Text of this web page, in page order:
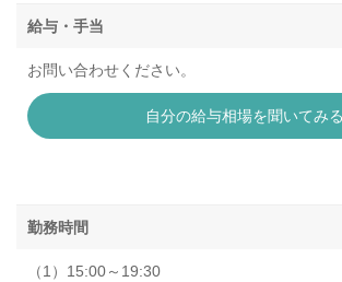
給与・手当
お問い合わせください。
自分の給与相場を聞いてみる
勤務時間
（1）15:00～19:30